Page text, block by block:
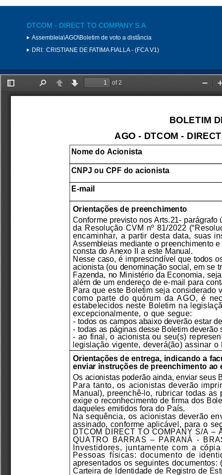
DTCOM - DIRECT TO COMPANY S.A.
Assembleia\AGO\Boletim de voto a distância
DRI: CRISTIANE DE FATIMA FIALLA - (FCA V1)